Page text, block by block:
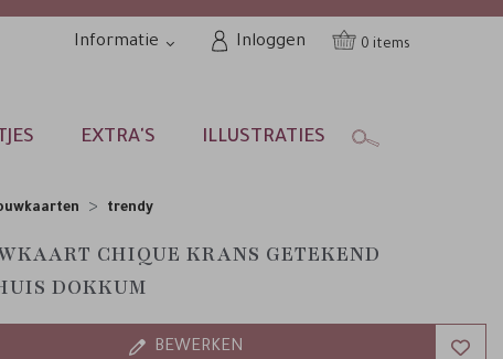
Informatie Inloggen 0
EXTRA'S ILLUSTRATIES
trendy
CHIQUE KRANS GETEKEND
DOKKUM
BEWERKEN